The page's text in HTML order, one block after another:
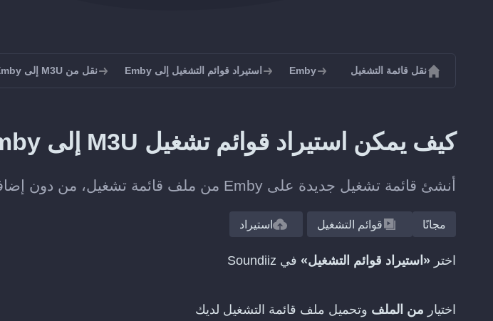
نقل قائمة التشغيل Emby استيراد قوائم التشغيل إلى Emby نقل من M3U إلى Emby
كيف يمكن استيراد قوائم تشغيل M3U إلى Emby؟
أنشئ قائمة تشغيل جديدة على Emby من ملف قائمة تشغيل، من دون إضافة كل مقطع يدويا.
مجانًا قوائم التشغيل استيراد
اختر «استيراد قوائم التشغيل» في Soundiiz
اختيار من الملف وتحميل ملف قائمة التشغيل لديك